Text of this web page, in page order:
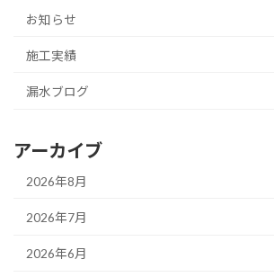
お知らせ
施工実績
漏水ブログ
アーカイブ
2026年8月
2026年7月
2026年6月